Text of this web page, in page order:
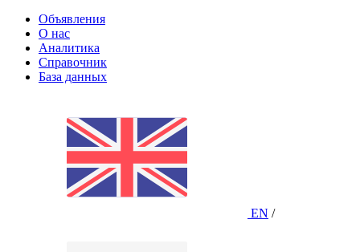
Объявления
О нас
Аналитика
Справочник
База данных
EN /